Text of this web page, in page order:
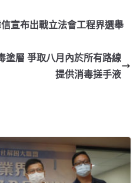
宣布出戰立法會工程界選舉
塗層 爭取八月內於所有路線
提供消毒搓手液